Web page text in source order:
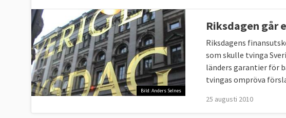
Bild: Anders Selnes
Riksdagen går
Riksdagens
som skulle tvinga
länders garantier för
tvingas ompröva
25 augusti 2010